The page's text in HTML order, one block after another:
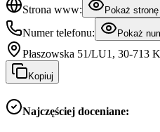
Strona www:
Pokaż stronę
Numer telefonu: Pokaż
Płaszowska 51/LU1, 30-713
Kopiuj
Najczęściej doceniane: